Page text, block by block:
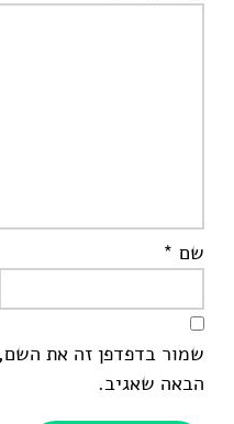
שם *
שמור בדפדפן זה את
הבאה שאגיב.